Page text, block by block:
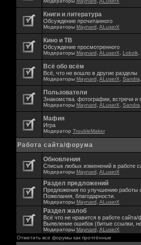
Книги и литература
Обсуждение прочитанного
Модераторы Maynard ALuserX
Кино и ТВ
Обсуждение просмотренного
Модераторы Maynard ALuserX Lobzik,
Всё обо всём
Всё, что не вошло в другие разделы
Модераторы Maynard ALuserX Sandra
Пользователи
Знакомства. фотографии, встречи и
Модераторы Maynard ALuserX Sandra
Мафия
Игра
Модератор TroubleMaker
Работа сайта/форума
Обновления
Списык любых изменений в работе
Модераторы Maynard ALuserX
Раздел предложений
Предложения по улучшению работы
Пожелания, благодарности.
Модераторы Maynard ALuserX
Раздел жалоб
Всё что не нравится в работе сайта/
Выявление ошибок (битые ссылки,
Модераторы Maynard ALuserX
Отметить все форумы как прочтённые